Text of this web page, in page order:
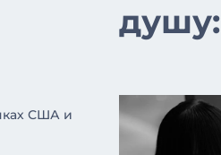
душу:
США и